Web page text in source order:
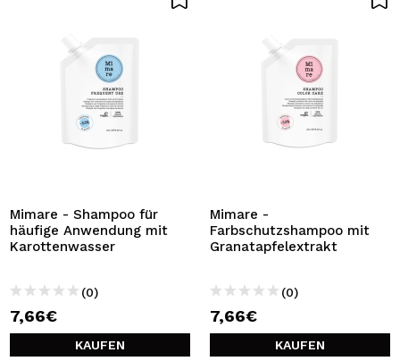
Mimare - Shampoo für
häufige Anwendung mit
Karottenwasser
(0)
7,66€
KAUFEN
Mimare -
Farbschutzshampoo mit
Granatapfelextrakt
(0)
7,66€
KAUFEN